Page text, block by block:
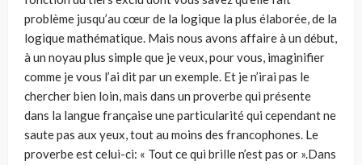
problème jusqu’au cœur de la logique la plus élaborée, de la
logique mathématique. Mais nous avons affaire à un début,
à un noyau plus simple que je veux, pour vous, imaginifier
comme je vous l’ai dit par un exemple. Et je n’irai pas le
chercher bien loin, mais dans un proverbe qui présente
dans la langue française une particularité qui cependant ne
saute pas aux yeux, tout au moins des francophones. Le
proverbe est celui-ci: « Tout ce qui brille n’est pas or ».Dans